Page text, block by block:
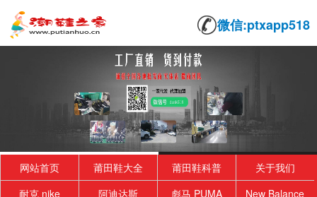
微信:ptxapp518
网站首页 莆田鞋大全 莆田鞋科普
关于我们
耐克 nike
阿迪达斯 彪马 PUMA New Balance